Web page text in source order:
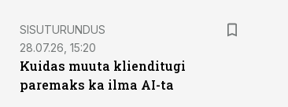
ST
SISUTURUNDUS
28.07.26, 15:20
Kuidas muuta klienditugi
paremaks ka ilma AI-ta